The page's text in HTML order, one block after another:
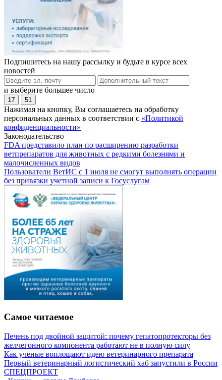
Подпишитесь на нашу рассылку и будьте в курсе всех
новостей
и выберите большее число
17 51
Нажимая на кнопку, Вы соглашаетесь на обработку
персональных данных в соответствии с «Политикой
конфиденциальности»
Законодательство
FDA представило план по расширению разработки
ветпрепаратов для животных с редкими болезнями и
малочисленных видов
Пользователи ВетИС с 1 июля не смогут выполнять операции
без привязки учетной записи к Госуслугам
Самое читаемое
Печень под двойной защитой: почему гепатопротекторы без
желчегонного компонента работают не в полную силу
Как ученые воплощают идею ветеринарного препарата
Первый ветеринарный логистический хаб запустили в России
СПЕЦПРОЕКТ